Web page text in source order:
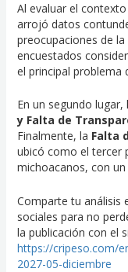
Al evaluar el
arrojó datos
preocupaciones de la
encuestados
el principal problema
En un segundo
y Falta de
Finalmente, la Falta
ubicó como el tercer
michoacanos, con un
Comparte tu análisis
sociales para no
la publicación con el
https://cripeso.com/
2027-05-diciembre